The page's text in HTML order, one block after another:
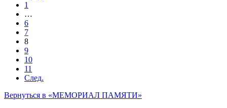
1
…
6
7
8
9
10
11
След.
Вернуться в «МЕМОРИАЛ ПАМЯТИ»